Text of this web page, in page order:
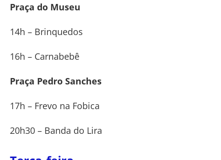
Praça do Museu
14h – Brinquedos
16h – Carnabebê
Praça Pedro Sanches
17h – Frevo na Fobica
20h30 – Banda do Lira